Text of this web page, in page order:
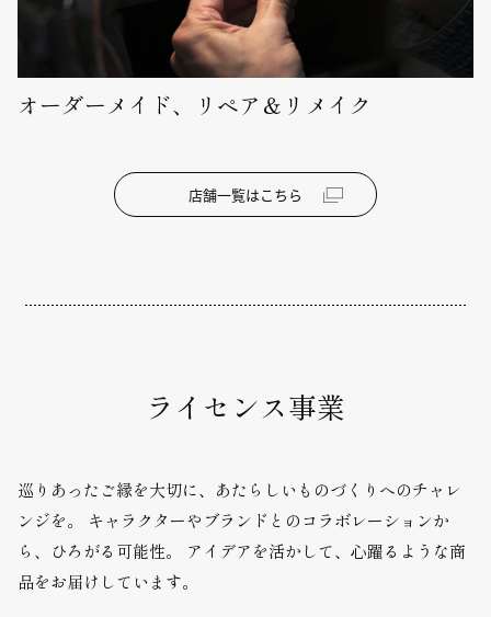
オーダーメイド、リペア＆リメイク
店舗一覧はこちら
ライセンス事業
巡りあったご縁を大切に、あたらしいものづくりへのチャレ
ンジを。
キャラクターやブランドとのコラボレーションか
ら、ひろがる可能性。
アイデアを活かして、心躍るような商
品をお届けしています。